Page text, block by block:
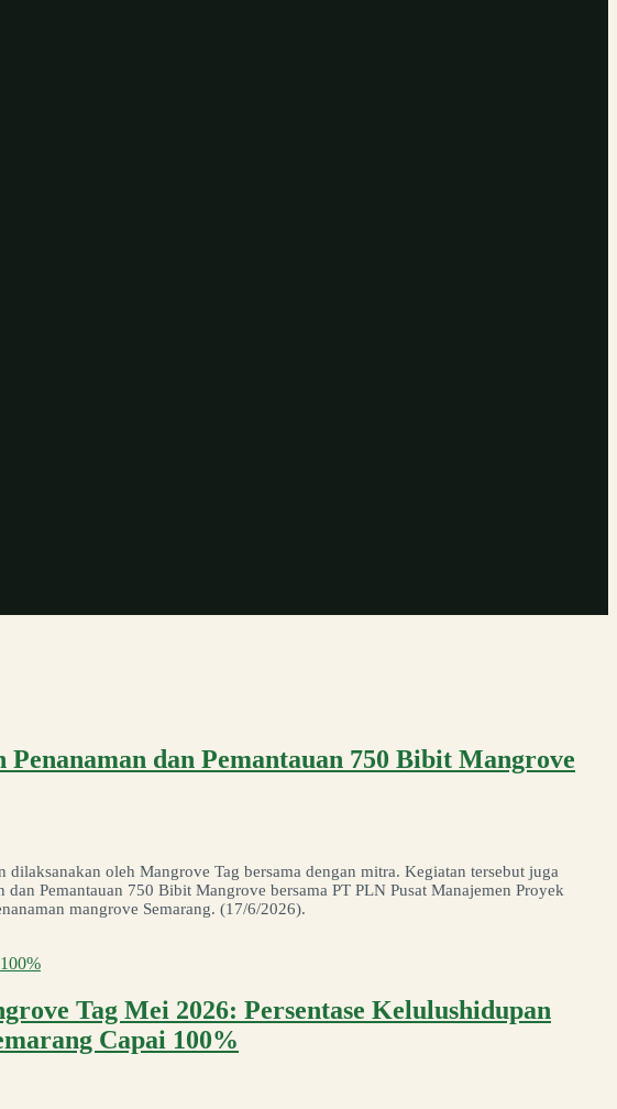
dan Pemantauan 750 Bibit Mangrove
oleh Mangrove Tag bersama dengan mitra. Kegiatan tersebut juga
Pemantauan 750 Bibit Mangrove bersama PT PLN Pusat Manajemen Proyek
mangrove Semarang. (17/6/2026).
Tag Mei 2026: Persentase Kelulushidupan
Capai 100%